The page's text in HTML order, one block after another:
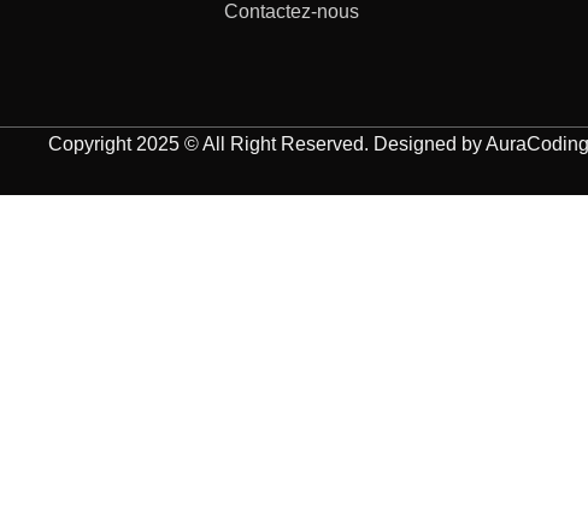
Contactez-nous
Copyright 2025 © All Right Reserved. Designed byAuraCoding